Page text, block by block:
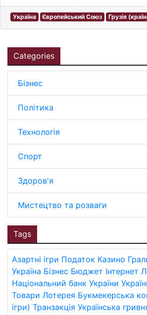
Україна Європейський Союз Грузія
Categories
Бізнес
Політика
Технологія
Спорт
Здоров'я
Мистецтво та розваги
Tags
Азартні ігри Податок Казино
Україна Бізнес Бюджет Інтернет
Національний банк України
Товари Лотерея Букмекерська
ігри) Транзакція Українська